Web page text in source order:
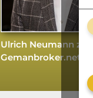
Ulrich Neumann zur
Gemanbroker.net-